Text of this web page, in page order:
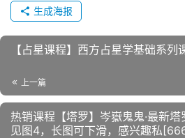
生成海报
上一篇
热销课程【塔罗】岑嶽鬼鬼·最新
见图4，长图可下滑，感兴趣私